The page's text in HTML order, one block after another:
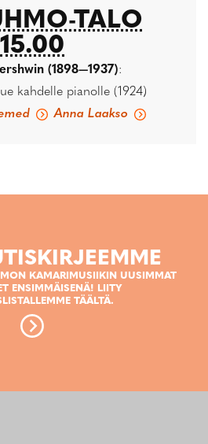
TALO
15.00
(1898—1937):
kahdelle pianolle (1924)
Anna Laakso
KAMARIMUSIIKIN UUSIMMAT
ENSIMMÄISENÄ! LIITY
TÄÄLTÄ.